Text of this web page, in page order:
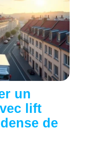
un
lift
de